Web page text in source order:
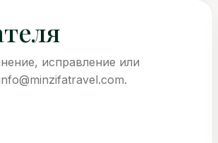
исправление или